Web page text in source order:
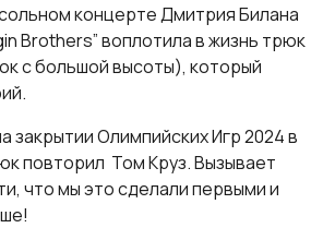
концерте Дмитрия Билана
Brothers” воплотила в жизнь трюк
с большой высоты), который
закрытии Олимпийских Игр 2024 в
повторил Том Круз. Вызывает
что мы это сделали первыми и